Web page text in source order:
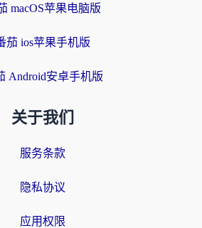
macOS苹果电脑版
茄 ios苹果手机版
Android安卓手机版
关于我们
服务条款
隐私协议
应用权限